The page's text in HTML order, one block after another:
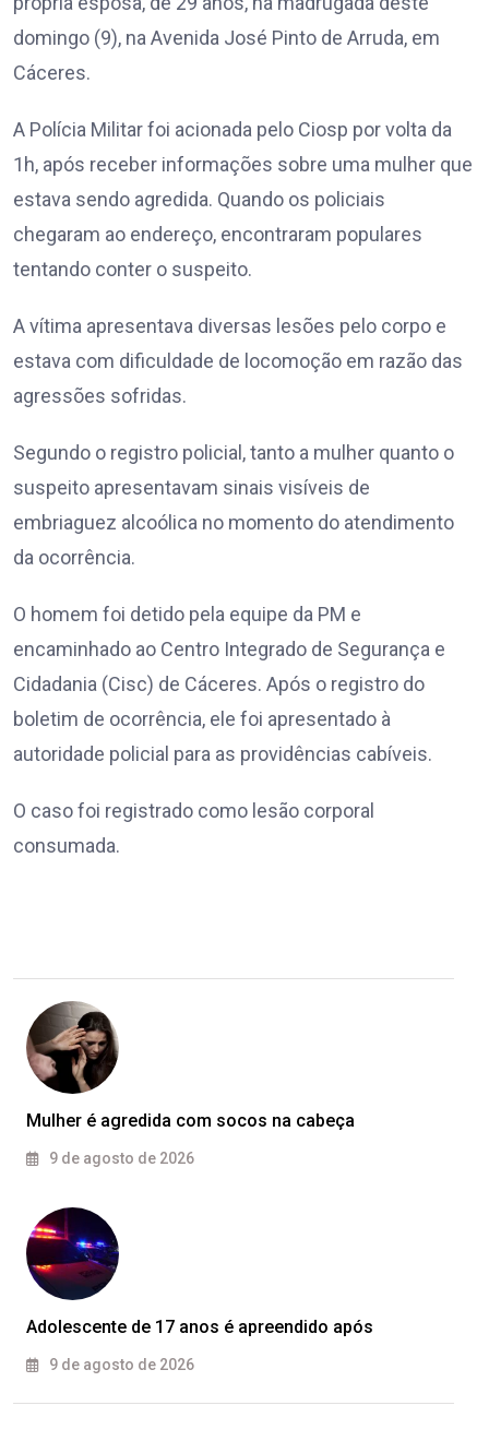
domingo (9), na Avenida José Pinto de Arruda, em
Cáceres.
A Polícia Militar foi acionada pelo Ciosp por volta da
1h, após receber informações sobre uma mulher que
estava sendo agredida. Quando os policiais
chegaram ao endereço, encontraram populares
tentando conter o suspeito.
A vítima apresentava diversas lesões pelo corpo e
estava com dificuldade de locomoção em razão das
agressões sofridas.
Segundo o registro policial, tanto a mulher quanto o
suspeito apresentavam sinais visíveis de
embriaguez alcoólica no momento do atendimento
da ocorrência.
O homem foi detido pela equipe da PM e
encaminhado ao Centro Integrado de Segurança e
Cidadania (Cisc) de Cáceres. Após o registro do
boletim de ocorrência, ele foi apresentado à
autoridade policial para as providências cabíveis.
O caso foi registrado como lesão corporal
consumada.
Mulher é agredida com socos na cabeça
9 de agosto de 2026
Adolescente de 17 anos é apreendido após
9 de agosto de 2026